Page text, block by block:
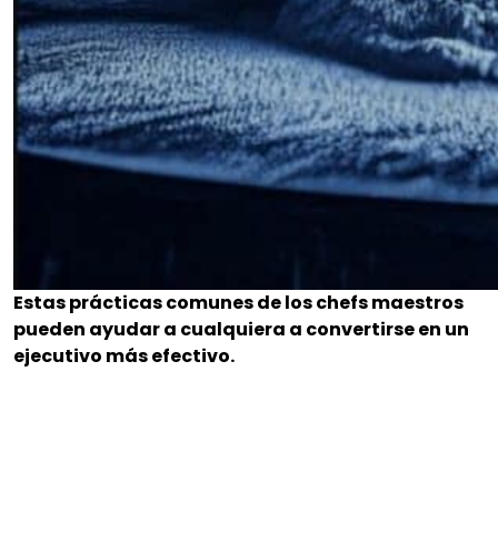
Estas prácticas comunes de los chefs maestros
pueden ayudar a cualquiera a convertirse en un
ejecutivo más efectivo.